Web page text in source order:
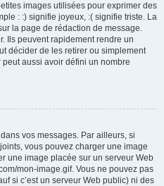
images utilisées pour exprimer des
: :) signifie joyeux, :( signifie triste. La
la page de rédaction de message.
Ils peuvent rapidement rendre un
décider de les retirer ou simplement
peut aussi avoir défini un nombre
vos messages. Par ailleurs, si
vous pouvez charger une image
une image placée sur un serveur Web
mon-image.gif. Vous ne pouvez pas
si c’est un serveur Web public) ni des